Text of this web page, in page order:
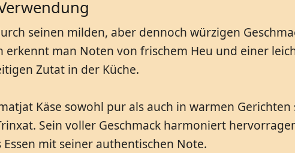
seinen milden, aber dennoch würzigen
erkennt man Noten von frischem Heu und einer
Zutat in der Küche.
Käse sowohl pur als auch in warmen
Sein voller Geschmack harmoniert
mit seiner authentischen Note.